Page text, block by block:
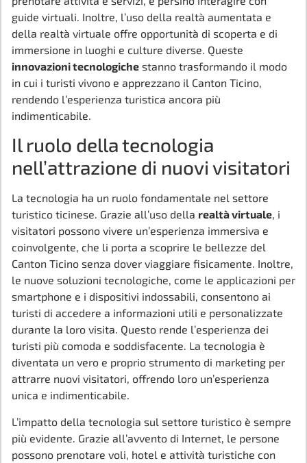
guide virtuali. Inoltre, l’uso della realtà aumentata e
della realtà virtuale offre opportunità di scoperta e di
immersione in luoghi e culture diverse. Queste
innovazioni tecnologiche stanno trasformando il modo
in cui i turisti vivono e apprezzano il Canton Ticino,
rendendo l’esperienza turistica ancora più
indimenticabile.
Il ruolo della tecnologia
nell’attrazione di nuovi visitatori
La tecnologia ha un ruolo fondamentale nel settore
turistico ticinese. Grazie all’uso della realtà virtuale, i
visitatori possono vivere un’esperienza immersiva e
coinvolgente, che li porta a scoprire le bellezze del
Canton Ticino senza dover viaggiare fisicamente. Inoltre,
le nuove soluzioni tecnologiche, come le applicazioni per
smartphone e i dispositivi indossabili, consentono ai
turisti di accedere a informazioni utili e personalizzate
durante la loro visita. Questo rende l’esperienza dei
turisti più comoda e soddisfacente. La tecnologia è
diventata un vero e proprio strumento di marketing per
attrarre nuovi visitatori, offrendo loro un’esperienza
unica e indimenticabile.
L’impatto della tecnologia sul settore turistico è sempre
più evidente. Grazie all’avvento di Internet, le persone
possono prenotare voli, hotel e attività turistiche con